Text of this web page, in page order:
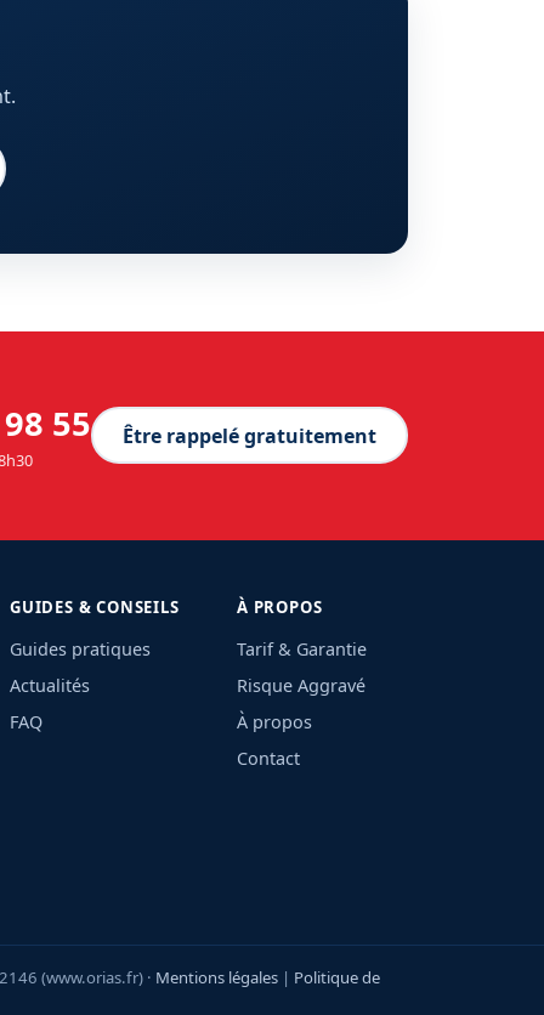
55 Être rappelé gratuitement
GUIDES & CONSEILS
Guides pratiques
Actualités
FAQ
À PROPOS
Tarif & Garantie
Risque Aggravé
À propos
Contact
(www.orias.fr) · Mentions légales | Politique de